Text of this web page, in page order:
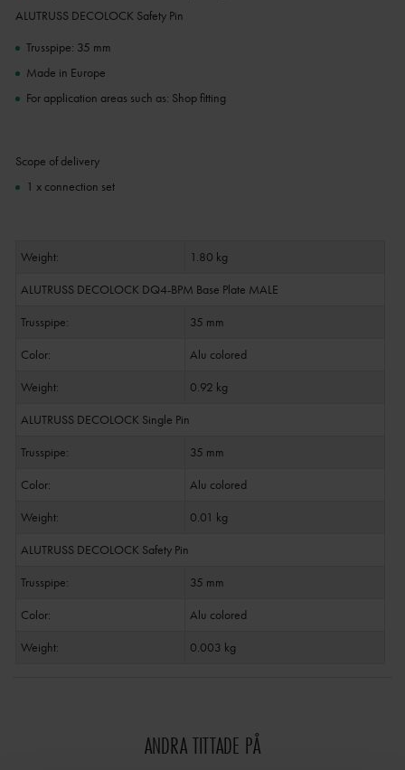
ALUTRUSS DECOLOCK Safety Pin
Trusspipe: 35 mm
Made in Europe
For application areas such as: Shop fitting
Scope of delivery
1 x connection set
Weight:
1.80 kg
ALUTRUSS DECOLOCK DQ4-BPM Base Plate MALE
Trusspipe:
35 mm
Color:
Alu colored
Weight:
0.92 kg
ALUTRUSS DECOLOCK Single Pin
Trusspipe:
35 mm
Color:
Alu colored
Weight:
0.01 kg
ALUTRUSS DECOLOCK Safety Pin
Trusspipe:
35 mm
Color:
Alu colored
Weight:
0.003 kg
ANDRA TITTADE PÅ